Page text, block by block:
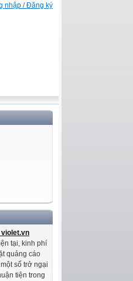
nhập / Đăng ký
tại, kinh phí
quảng cáo
số trở ngại
tiện trong